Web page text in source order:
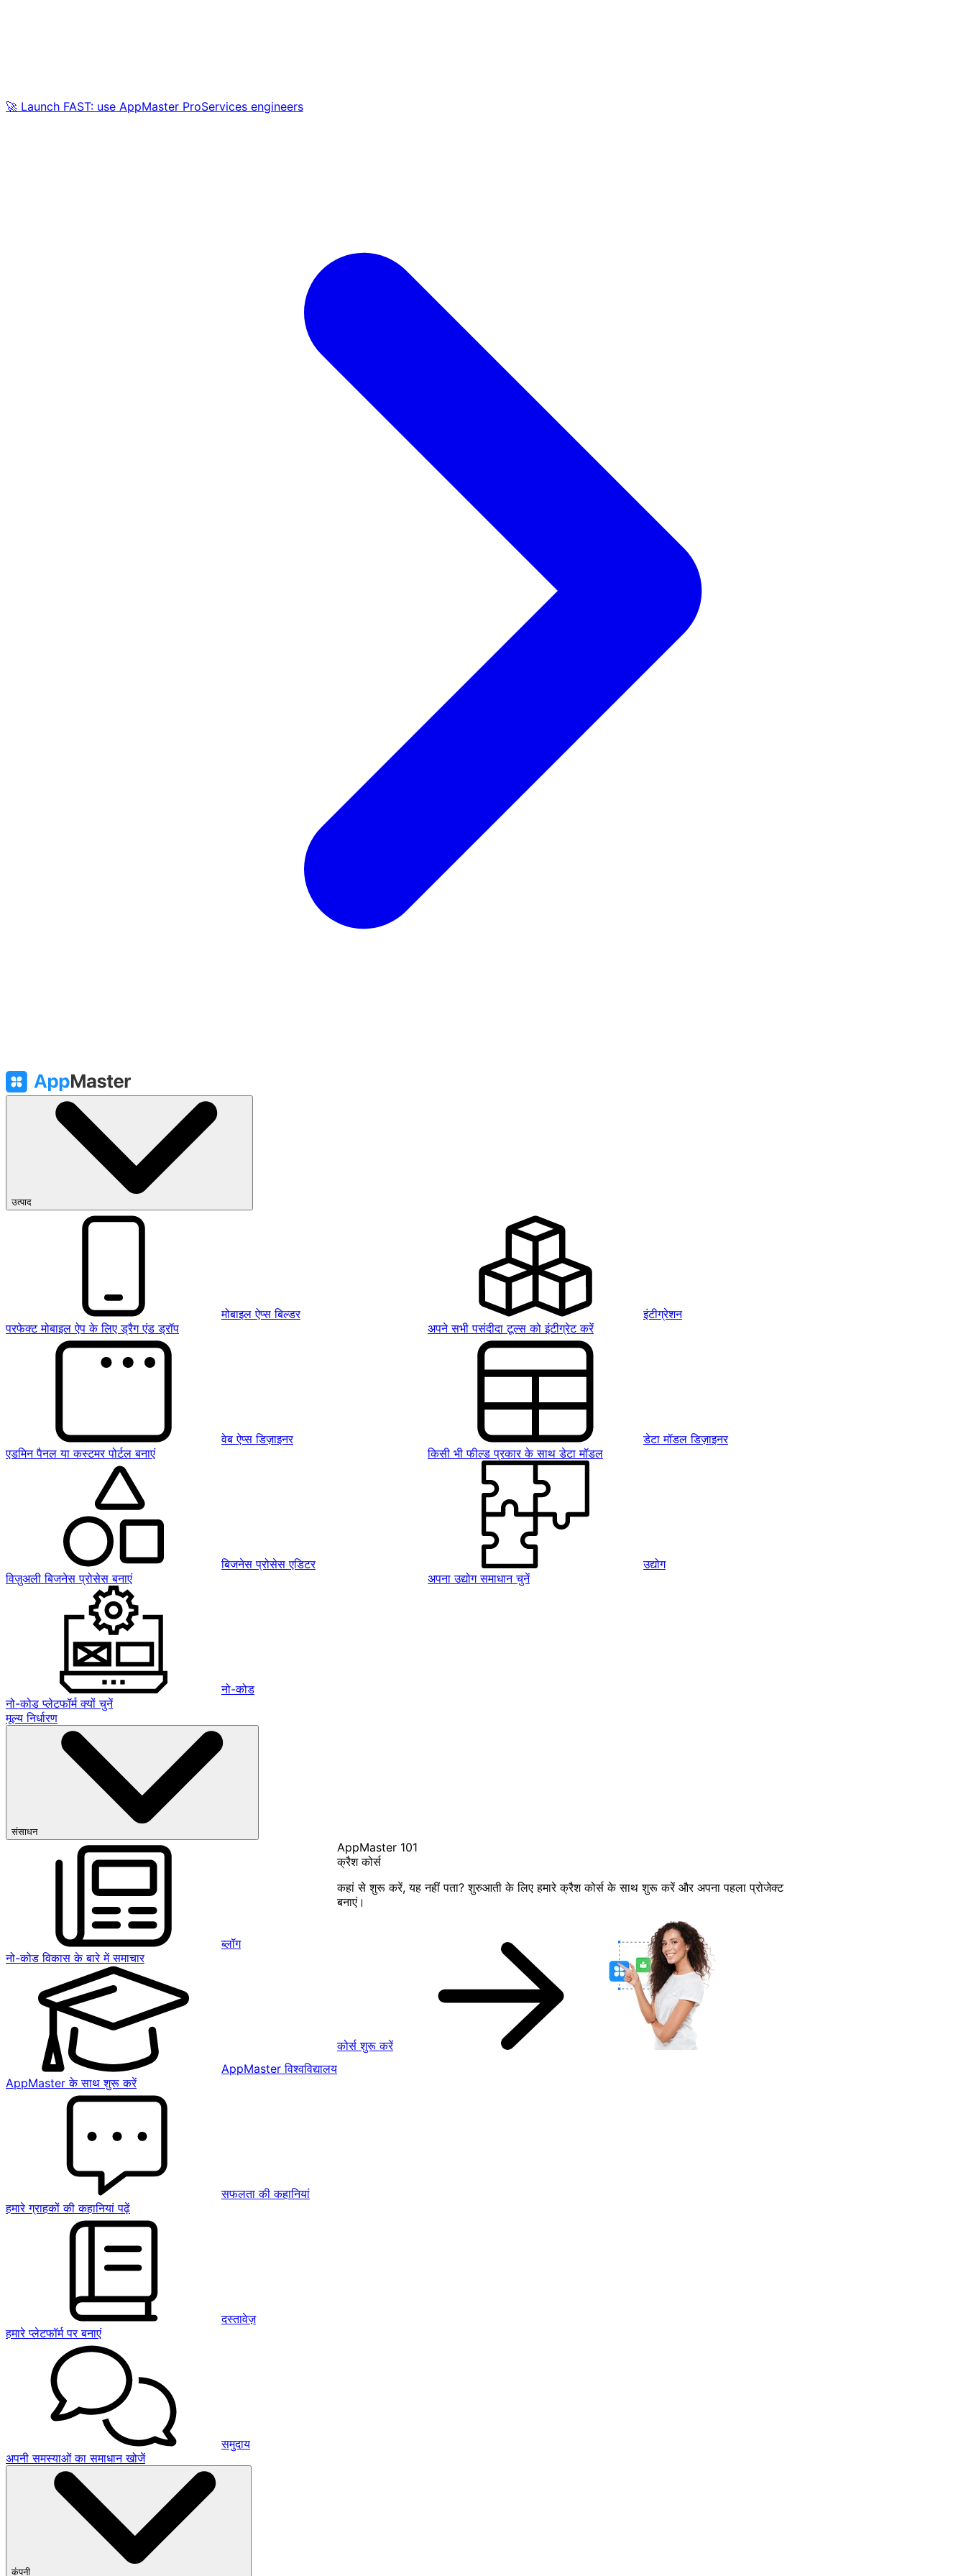
🚀 Launch FAST: use AppMaster ProServices engineers
उत्पाद
मोबाइल ऐप्स बिल्डर
परफेक्ट मोबाइल ऐप के लिए ड्रैग एंड ड्रॉप
इंटीग्रेशन
अपने सभी पसंदीदा टूल्स को इंटीग्रेट करें
वेब ऐप्स डिज़ाइनर
एडमिन पैनल या कस्टमर पोर्टल बनाएं
डेटा मॉडल डिज़ाइनर
किसी भी फील्ड प्रकार के साथ डेटा मॉडल
बिजनेस प्रोसेस एडिटर
विज़ुअली बिजनेस प्रोसेस बनाएं
उद्योग
अपना उद्योग समाधान चुनें
नो-कोड
नो-कोड प्लेटफॉर्म क्यों चुनें
मूल्य निर्धारण
संसाधन
ब्लॉग
नो-कोड विकास के बारे में समाचार
AppMaster विश्वविद्यालय
AppMaster के साथ शुरू करें
सफलता की कहानियां
हमारे ग्राहकों की कहानियां पढ़ें
दस्तावेज़
हमारे प्लेटफॉर्म पर बनाएं
समुदाय
अपनी समस्याओं का समाधान खोजें
AppMaster 101
क्रैश कोर्स
कहां से शुरू करें, यह नहीं पता? शुरुआती के लिए हमारे क्रैश कोर्स के साथ शुरू करें और अपना पहला प्रोजेक्ट
बनाएं।
कोर्स शुरू करें
कंपनी